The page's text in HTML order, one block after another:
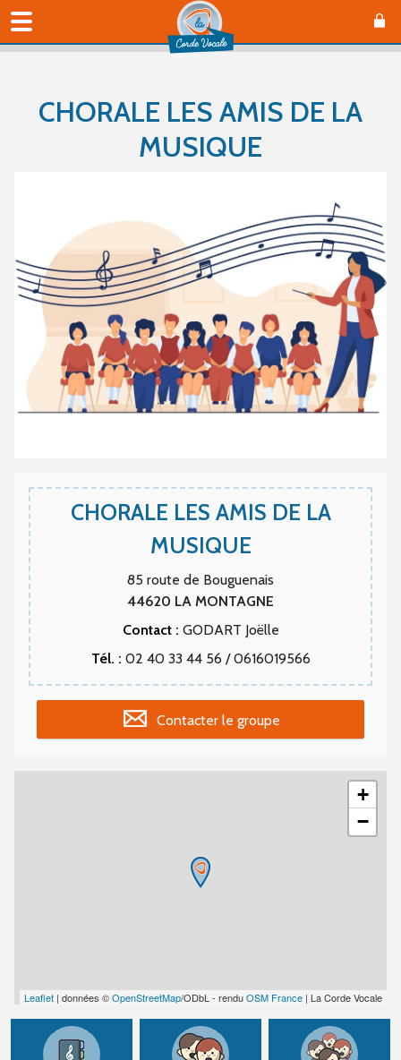
CHORALE LES AMIS DE LA
MUSIQUE
CHORALE LES AMIS DE LA
MUSIQUE
85 route de Bouguenais
44620 LA MONTAGNE
Contact : GODART Joëlle
Tél. : 02 40 33 44 56 / 0616019566
Contacter le groupe
+
−
Leaflet | données ©OpenStreetMap/ODbL - renduOSM France | La Corde Vocale